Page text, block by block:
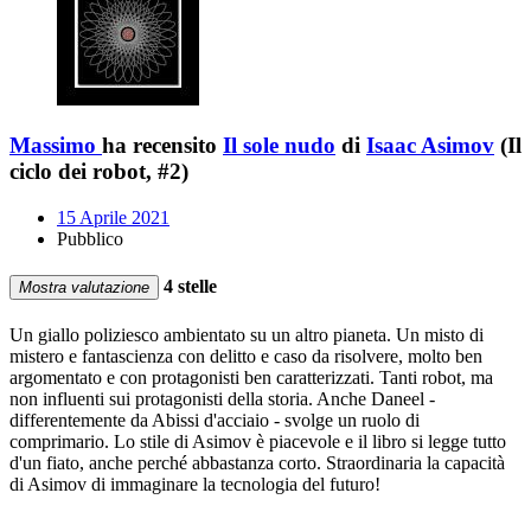
Massimo ha recensito Il sole nudo di Isaac Asimov (Il
ciclo dei robot, #2)
15 Aprile 2021
Pubblico
Mostra valutazione 4 stelle
Un giallo poliziesco ambientato su un altro pianeta. Un misto di
mistero e fantascienza con delitto e caso da risolvere, molto ben
argomentato e con protagonisti ben caratterizzati. Tanti robot, ma
non influenti sui protagonisti della storia. Anche Daneel -
differentemente da Abissi d'acciaio - svolge un ruolo di
comprimario. Lo stile di Asimov è piacevole e il libro si legge tutto
d'un fiato, anche perché abbastanza corto. Straordinaria la capacità
di Asimov di immaginare la tecnologia del futuro!